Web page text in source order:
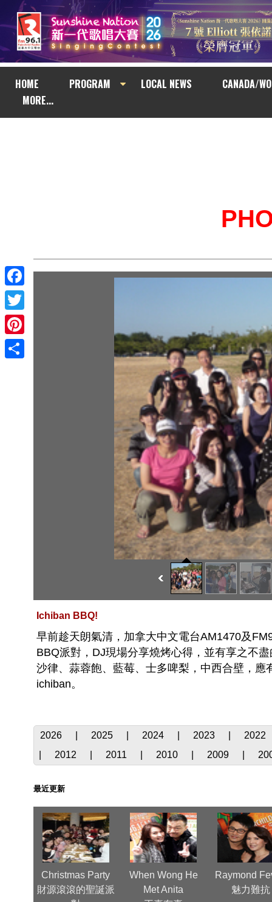
HOME PROGRAM LOCAL NEWS
CANADA/
MORE...
Facebook
Twitter
Pinterest
Ichiban BBQ!
早前趁天朗氣清，加拿大中文電台AM1470及
BBQ派對，DJ現場分享燒烤心得，並有享之不
沙律、蒜蓉飽、藍莓、士多啤梨，中西合壁，
ichiban。
2026 2025 2024 2023
2022
2012 2011 2010 2009
最近更新
Christmas Party
財源滾滾的聖誕派
When Wong He
Met Anita
Raymond
魅力難抗